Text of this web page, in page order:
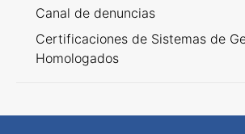
Canal de denuncias
Certificaciones de Sistemas de
Homologados